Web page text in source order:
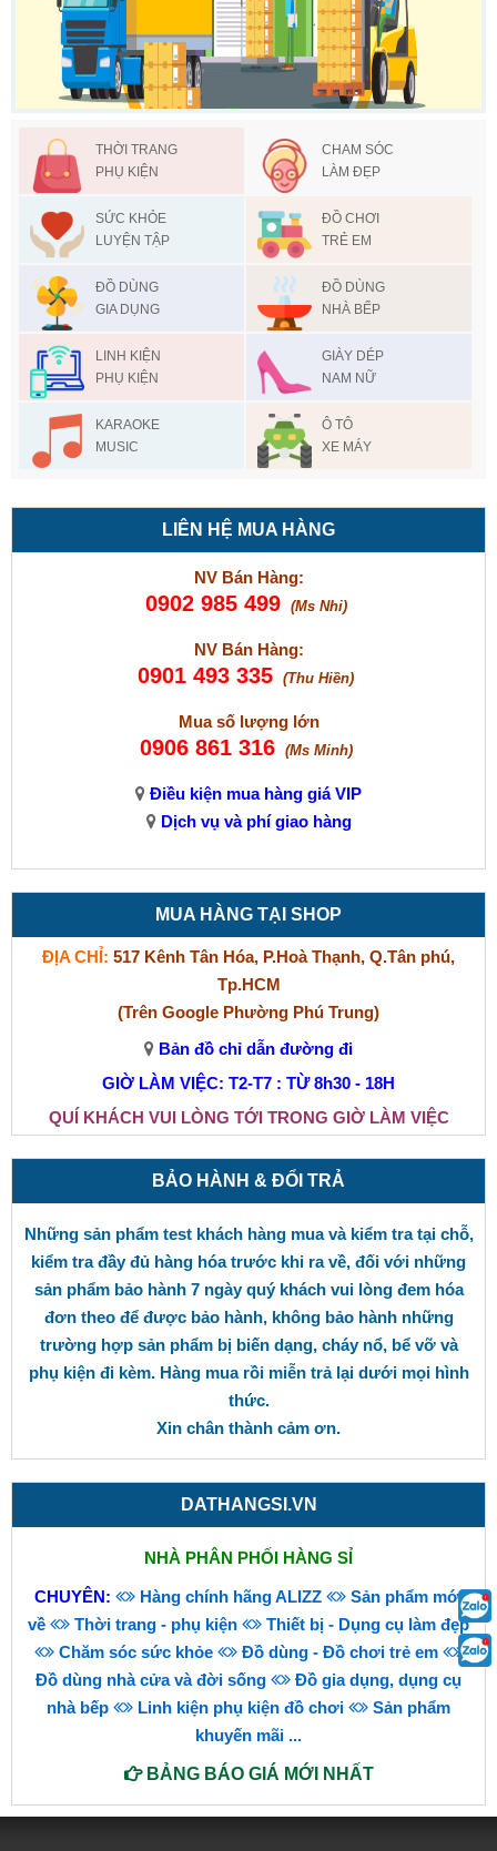
THỜI TRANG
PHỤ KIỆN
CHAM SÓC
LÀM ĐẸP
SỨC KHỎE
LUYỆN TẬP
ĐỒ CHƠI
TRẺ EM
ĐỒ DÙNG
GIA DỤNG
ĐỒ DÙNG
NHÀ BẾP
LINH KIỆN
PHỤ KIỆN
GIÀY DÉP
NAM NỮ
KARAOKE
MUSIC
Ô TÔ
XE MÁY
LIÊN HỆ MUA HÀNG
NV Bán Hàng:
0902 985 499 (Ms Nhi)
NV Bán Hàng:
0901 493 335 (Thu Hiền)
Mua số lượng lớn
0906 861 316 (Ms Minh)
Điều kiện mua hàng giá VIP
Dịch vụ và phí giao hàng
MUA HÀNG TẠI SHOP
ĐỊA CHỈ: 517 Kênh Tân Hóa, P.Hoà Thạnh, Q.Tân phú,
Tp.HCM
(Trên Google Phường Phú Trung)
Bản đồ chỉ dẫn đường đi
GIỜ LÀM VIỆC: T2-T7 : TỪ 8h30 - 18H
QUÍ KHÁCH VUI LÒNG TỚI TRONG GIỜ LÀM VIỆC
BẢO HÀNH & ĐỔI TRẢ
Những sản phẩm test khách hàng mua và kiểm tra tại chỗ,
kiểm tra đầy đủ hàng hóa trước khi ra về, đối với những
sản phẩm bảo hành 7 ngày quý khách vui lòng đem hóa
đơn theo để được bảo hành, không bảo hành những
trường hợp sản phẩm bị biến dạng, cháy nổ, bể vỡ và
phụ kiện đi kèm. Hàng mua rồi miễn trả lại dưới mọi hình
thức.
Xin chân thành cảm ơn.
DATHANGSI.VN
NHÀ PHÂN PHỐI HÀNG SỈ
CHUYÊN: Hàng chính hãng ALIZZ
Sản phẩm mới
về
Thời trang - phụ kiện
Thiết bị - Dụng cụ làm đẹp
Chăm sóc sức khỏe
Đồ dùng - Đồ chơi trẻ em
Đồ dùng nhà cửa và đời sống
Đồ gia dụng, dụng cụ
nhà bếp
Linh kiện phụ kiện đồ chơi
Sản phẩm
khuyến mãi ...
BẢNG BÁO GIÁ MỚI NHẤT